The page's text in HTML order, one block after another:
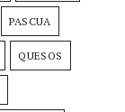
PASCUA
QUESOS